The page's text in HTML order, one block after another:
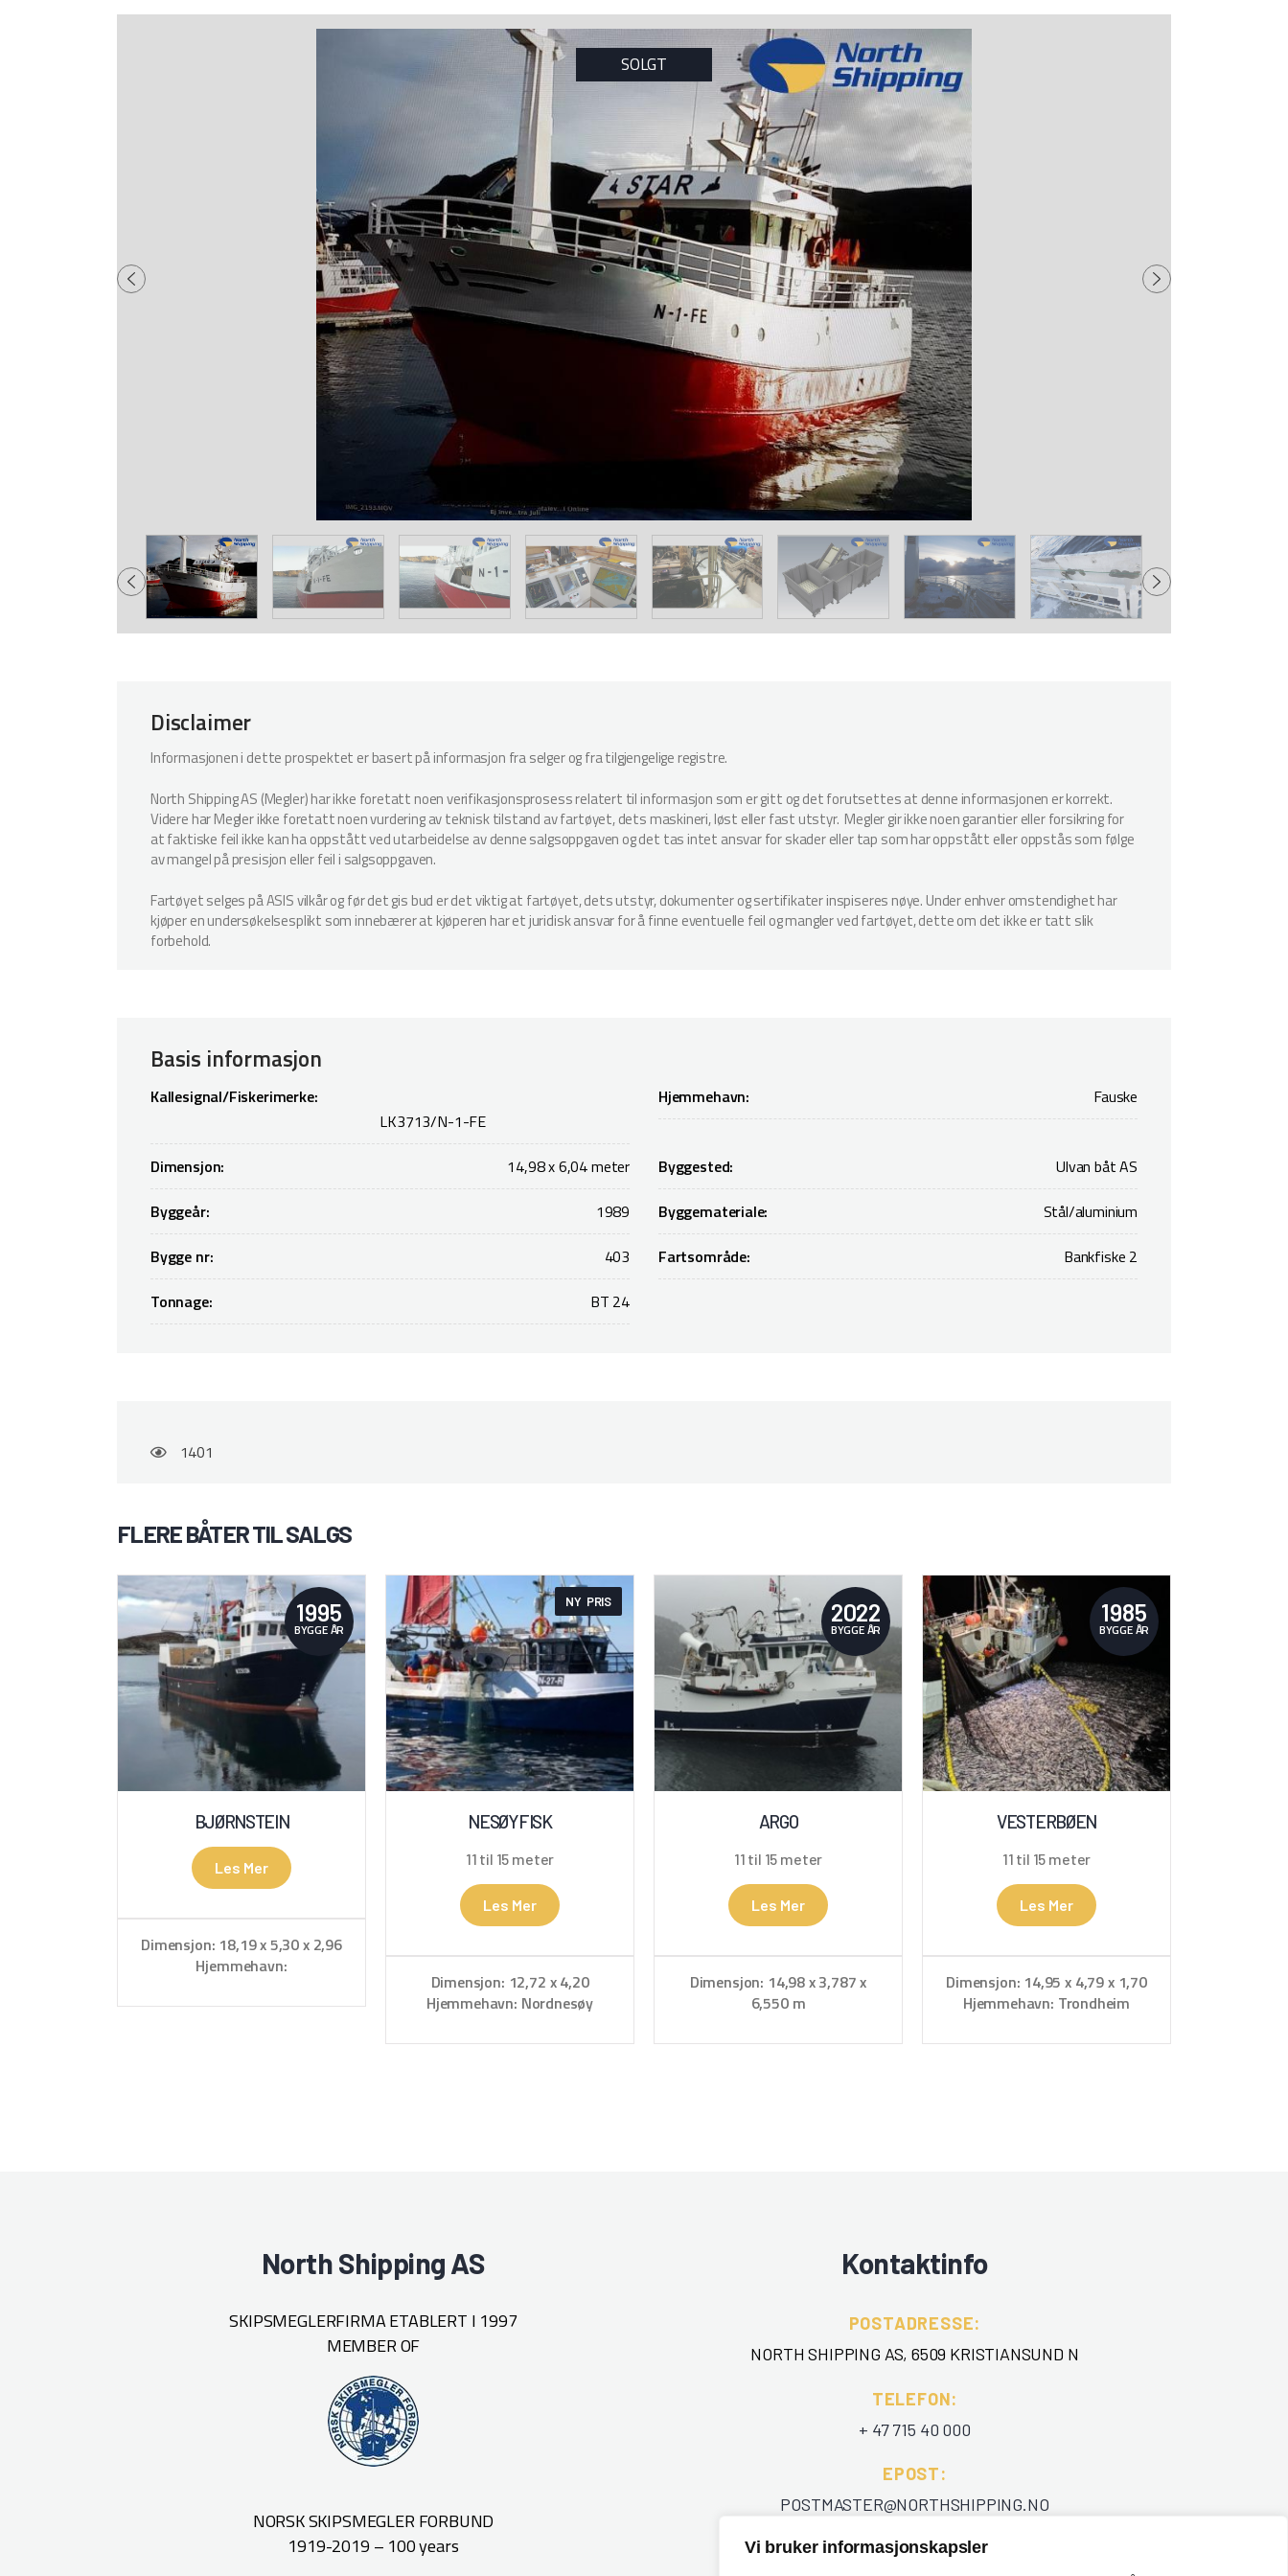
Vi bruker informasjonskapsler
SOLGT
Disclaimer
Informasjonen i dette prospektet er basert på informasjon fra selger og fra tilgjengelige registre.
North Shipping AS (Megler) har ikke foretatt noen verifikasjonsprosess relatert til informasjon som er gitt og det forutsettes at denne informasjonen er korrekt.
Videre har Megler ikke foretatt noen vurdering av teknisk tilstand av fartøyet, dets maskineri, løst eller fast utstyr. Megler gir ikke noen garantier eller forsikring for
at faktiske feil ikke kan ha oppstått ved utarbeidelse av denne salgsoppgaven og det tas intet ansvar for skader eller tap som har oppstått eller oppstås som følge
av mangel på presisjon eller feil i salgsoppgaven.
Fartøyet selges på ASIS vilkår og før det gis bud er det viktig at fartøyet, dets utstyr, dokumenter og sertifikater inspiseres nøye. Under enhver omstendighet har
kjøper en undersøkelsesplikt som innebærer at kjøperen har et juridisk ansvar for å finne eventuelle feil og mangler ved fartøyet, dette om det ikke er tatt slik
forbehold.
Basis informasjon
Kallesignal/Fiskerimerke:
LK3713/N-1-FE
Hjemmehavn: Fauske
Dimensjon: 14,98 x 6,04 meter Byggested:
Ulvan båt AS
Byggeår:
1989 Byggemateriale:
Stål/aluminium
Bygge nr:
403 Fartsområde:
Bankfiske 2
Tonnage:
BT 24
1401
FLERE BÅTER TIL SALGS
1995
BYGGE ÅR
BJØRNSTEIN
Les Mer
Dimensjon: 18,19 x 5,30 x 2,96
Hjemmehavn:
NY PRIS
NESØYFISK
11 til 15 meter
Les Mer
Dimensjon: 12,72 x 4,20
Hjemmehavn: Nordnesøy
2022
BYGGE ÅR
ARGO
11 til 15 meter
Les Mer
Dimensjon: 14,98 x 3,787 x
6,550 m
1985
BYGGE ÅR
VESTERBØEN
11 til 15 meter
Les Mer
Dimensjon: 14,95 x 4,79 x 1,70
Hjemmehavn: Trondheim
North Shipping AS
SKIPSMEGLERFIRMA ETABLERT I 1997
MEMBER OF
NORSK SKIPSMEGLER FORBUND
1919-2019 – 100 years
Kontaktinfo
POSTADRESSE:
NORTH SHIPPING AS, 6509 KRISTIANSUND N
TELEFON:
+ 47 715 40 000
EPOST:
POSTMASTER@NORTHSHIPPING.NO